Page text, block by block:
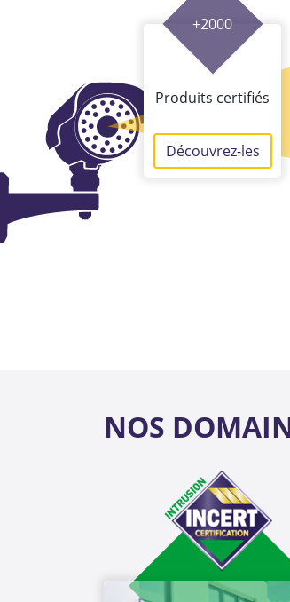
+2000
Produits certifiés
Découvrez-les
NOS